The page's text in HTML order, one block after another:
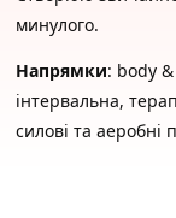
минулого.
Напрямки: body
інтервальна,
силові та аеробні